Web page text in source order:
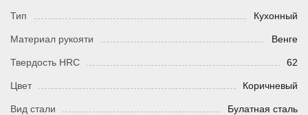
Тип Кухонный
Материал рукояти Венге
Твердость HRC 62
Цвет Коричневый
Вид стали Булатная сталь